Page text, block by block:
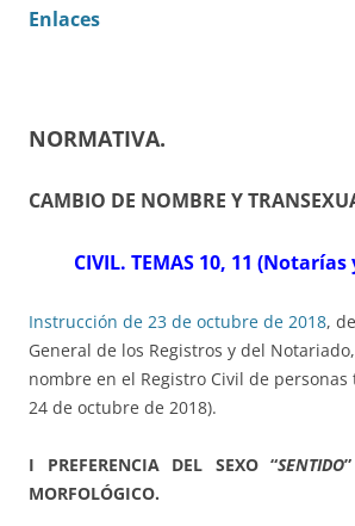
Enlaces
NORMATIVA.
CAMBIO DE NOMBRE Y
CIVIL. TEMAS 10, 11
Instrucción de 23 de octubre de 2018,
General de los Registros y del
nombre en el Registro Civil de personas
24 de octubre de 2018).
I PREFERENCIA DEL SEXO “SENTIDO
MORFOLÓGICO.